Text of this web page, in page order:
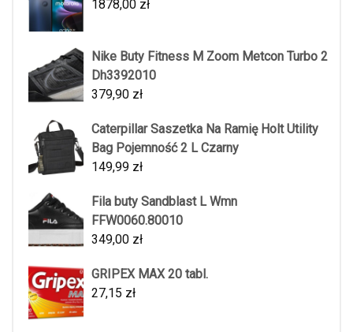
1878,00 zł
Nike Buty Fitness M Zoom Metcon Turbo 2
Dh3392010
379,90 zł
Caterpillar Saszetka Na Ramię Holt Utility
Bag Pojemność 2 L Czarny
149,99 zł
Fila buty Sandblast L Wmn
FFW0060.80010
349,00 zł
GRIPEX MAX 20 tabl.
27,15 zł